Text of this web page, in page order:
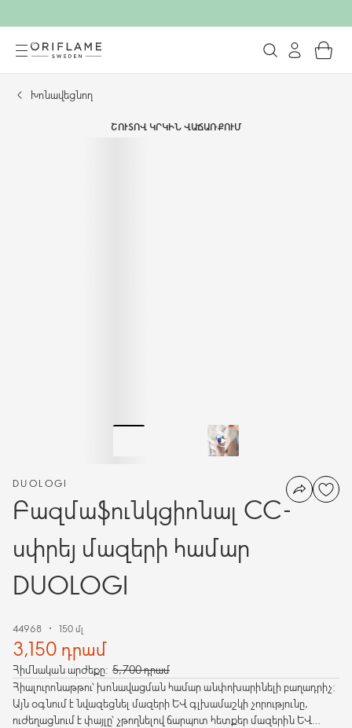
Խոնավեցնող
ՇՈՒՏՈՎ ԿՐԿԻՆ ՎԱՃԱՌՔՈՒՄ
DUOLOGI
Բազմաֆունկցիոնալ СС-
սփրեյ մազերի համար
DUOLOGI
44968 150 մլ
3,150 դրամ
Հիմնական արժեքը: 5,700 դրամ
Հիալուրոնաթթու՝ խոնավացման համար անփոխարինելի բաղադրիչ:
Այն օգնում է նվազեցնել մազերի և գլխամաշկի չորությունը,
ուժեղացնում է փայլը՝ չթողնելով ճարպոտ հետքեր մազերին և